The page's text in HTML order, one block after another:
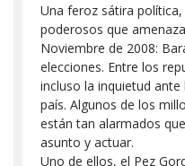
Una feroz sátira
poderosos que
Noviembre de 2008:
elecciones. Entre los
incluso la inquietud
país. Algunos de los
están tan alarmados
asunto y actuar.
Uno de ellos, el Pez